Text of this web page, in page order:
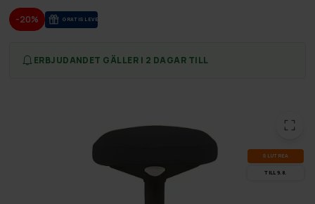
-20% GRA­TIS LE­VE­RANS
ERBJUDANDET GÄLLER I 2 DAGAR TILL
SLUT­REA
TILL 9.8.